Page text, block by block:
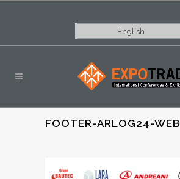
English
FOOTER-ARLOG24-WEB